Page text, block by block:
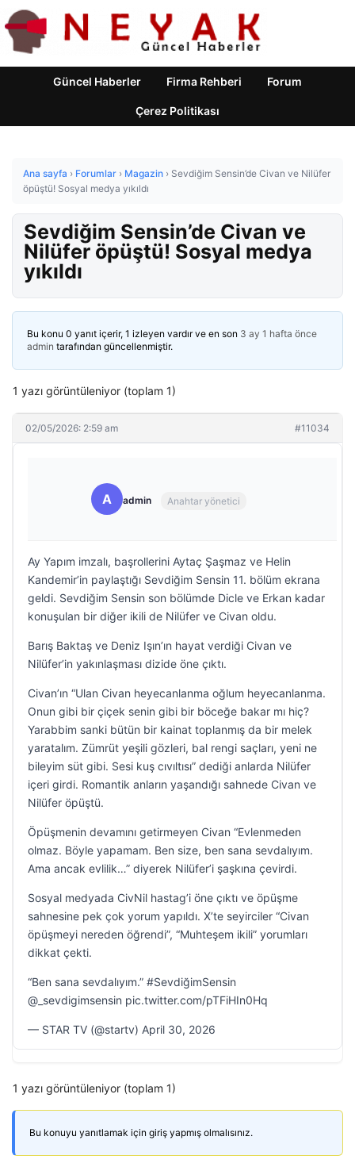
Güncel Haberler Firma Rehberi Forum
Çerez Politikası
Ana sayfa › Forumlar › Magazin › Sevdiğim Sensin’de Civan ve Nilüfer
öpüştü! Sosyal medya yıkıldı
Sevdiğim Sensin’de Civan ve
Nilüfer öpüştü! Sosyal medya
yıkıldı
Bu konu 0 yanıt içerir, 1 izleyen vardır ve en son 3 ay 1 hafta önce
admin tarafından güncellenmiştir.
1 yazı görüntüleniyor (toplam 1)
02/05/2026: 2:59 am #11034
A admin Anahtar yönetici
Ay Yapım imzalı, başrollerini Aytaç Şaşmaz ve Helin
Kandemir’in paylaştığı Sevdiğim Sensin 11. bölüm ekrana
geldi. Sevdiğim Sensin son bölümde Dicle ve Erkan kadar
konuşulan bir diğer ikili de Nilüfer ve Civan oldu.
Barış Baktaş ve Deniz Işın’ın hayat verdiği Civan ve
Nilüfer’in yakınlaşması dizide öne çıktı.
Civan’ın “Ulan Civan heyecanlanma oğlum heyecanlanma.
Onun gibi bir çiçek senin gibi bir böceğe bakar mı hiç?
Yarabbim sanki bütün bir kainat toplanmış da bir melek
yaratalım. Zümrüt yeşili gözleri, bal rengi saçları, yeni ne
bileyim süt gibi. Sesi kuş cıvıltısı” dediği anlarda Nilüfer
içeri girdi. Romantik anların yaşandığı sahnede Civan ve
Nilüfer öpüştü.
Öpüşmenin devamını getirmeyen Civan “Evlenmeden
olmaz. Böyle yapamam. Ben size, ben sana sevdalıyım.
Ama ancak evlilik…” diyerek Nilüfer’i şaşkına çevirdi.
Sosyal medyada CivNil hastag’i öne çıktı ve öpüşme
sahnesine pek çok yorum yapıldı. X’te seyirciler “Civan
öpüşmeyi nereden öğrendi”, “Muhteşem ikili” yorumları
dikkat çekti.
“Ben sana sevdalıyım.” #SevdiğimSensin
@_sevdigimsensin pic.twitter.com/pTFiHIn0Hq
— STAR TV (@startv) April 30, 2026
1 yazı görüntüleniyor (toplam 1)
Bu konuyu yanıtlamak için giriş yapmış olmalısınız.